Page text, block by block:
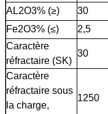
AL2O3% (≥)
30
Fe2O3% (≤)
2,5
Caractère
réfractaire (SK)
30
Caractère
réfractaire sous
la charge,
1250